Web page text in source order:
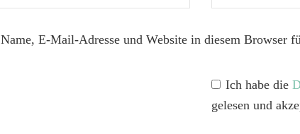
Name, E-Mail-Adresse und Website in diesem Browser
Ich habe die
gelesen und